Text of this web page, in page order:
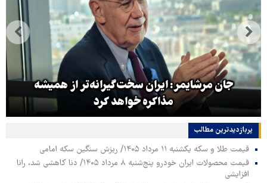
جان مرشایمر: ایران سخت‌گیرانه‌تر از همیشه
مذاکره خواهد کرد
پربازدیدترین‌ مطالب
قیمت طلا و سکه یکشنبه ۱۱ مرداد ۱۴۰۵/ ریزش سنگین سکه امامی
قیمت محصولات ایران خودرو پنج‌شنبه ۸ مرداد ۱۴۰۵/ دنا کاهشی شد، رانا
افزایشی